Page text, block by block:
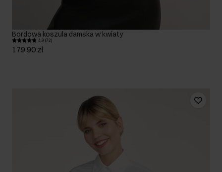
Bordowa koszula damska w kwiaty
4.9 (72)
179,90 zł